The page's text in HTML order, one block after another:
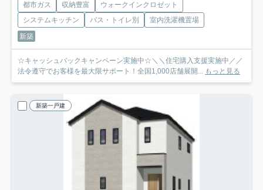
都市ガス 収納豊富
ウォークインクロゼット
システムキッチン
バス・トイレ別
室内洗濯機置場
新築
☆キャッシュバックキャンペーン実施中☆＼＼住宅購入支援実施中／／
法令遵守でお客様を最大限サポート！全国1,000店舗展開... もっと見る
新築一戸建